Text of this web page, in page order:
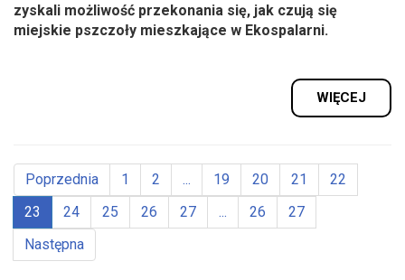
zyskali możliwość przekonania się, jak czują się
miejskie pszczoły mieszkające w Ekospalarni.
WIĘCEJ
Poprzednia 1 2 ... 19 20 21
22
23
24 25 26 27 ... 26
27
Następna